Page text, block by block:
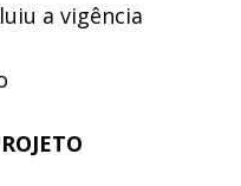
a vigência